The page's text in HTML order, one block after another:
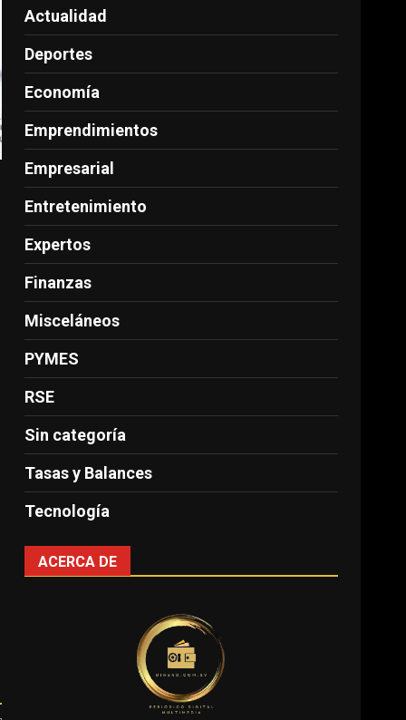
Actualidad
Deportes
Economía
Emprendimientos
Empresarial
Entretenimiento
Expertos
Finanzas
Misceláneos
PYMES
RSE
Sin categoría
Tasas y Balances
Tecnología
ACERCA DE